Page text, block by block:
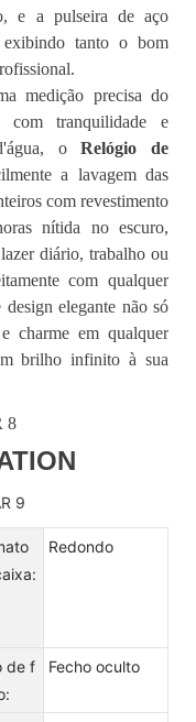
e a pulseira de aço
exibindo tanto o bom
medição precisa do
com tranquilidade e
oRelógio de
a lavagem das
com revestimento
nítida no escuro,
diário, trabalho ou
com qualquer
design elegante não só
charme em qualquer
brilho infinito à sua
Redondo
de f
Fecho oculto